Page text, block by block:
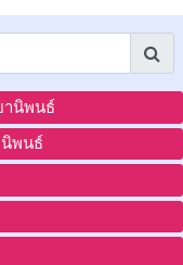
านิพนธ์
พนธ์